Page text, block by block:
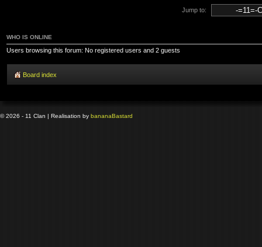
Jump to:
WHO IS ONLINE
Users browsing this forum: No registered users and 2 guests
Board index
© 2026 - 11 Clan | Realisation by bananaBastard